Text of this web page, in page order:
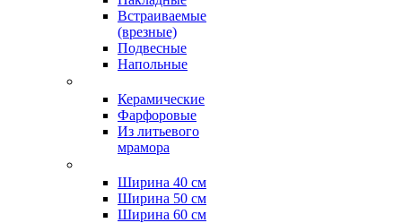
Встраиваемые
(врезные)
Подвесные
Напольные
Керамические
Фарфоровые
Из литьевого
мрамора
Ширина 40 см
Ширина 50 см
Ширина 60 см